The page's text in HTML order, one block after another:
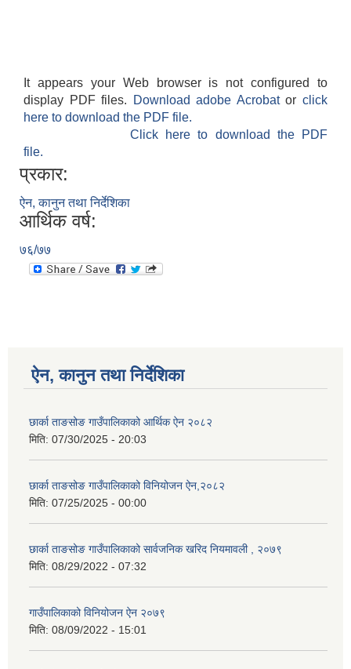
It appears your Web browser is not configured to
display PDF files.
Download adobe Acrobatorclick
here to download the PDF file.
Click here to download the PDF
file.
प्रकार:
ऐन, कानुन तथा निर्देशिका
आर्थिक वर्ष:
७६/७७
ऐन, कानुन तथा निर्देशिका
छार्का ताङसोङ गाउँपालिकाको आर्थिक ऐन २०८२
मिति: 07/30/2025 - 20:03
छार्का ताङसोङ गाउँपालिकाको विनियोजन ऐन,२०८२
मिति: 07/25/2025 - 00:00
छार्का ताङसोङ गाउँपालिकाको सार्वजनिक खरिद नियमावली , २०७९
मिति: 08/29/2022 - 07:32
गाउँपालिकाको विनियोजन ऐन २०७९
मिति: 08/09/2022 - 15:01